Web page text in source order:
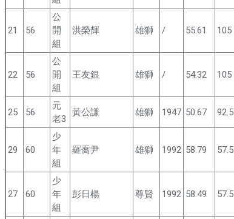
21 56
公
開
組
洪榮輝 雄獅 / 55.61 105
22 56
公
開
組
王友銀 雄獅 / 54.32 105
25 56
元
老3
黃公謙 雄獅 1947 50.67 92.5
29 60
少
年
組
羅喬尹 雄獅 1992 58.79 57.5
27 60
少
年
組
彭日楊 尊賢 1992 58.49 57.5